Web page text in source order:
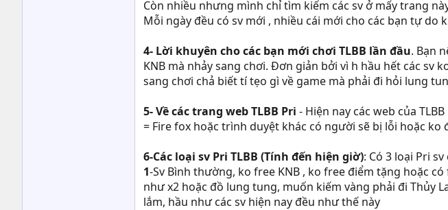
Còn nhiều nhưng mình chỉ tìm kiếm các sv ở mấy trang
Mỗi ngày đều có sv mới , nhiều cái mới cho các bạn tự do
4- Lời khuyên cho các bạn mới chơi TLBB lần đầu. Bạn
KNB mà nhảy sang chơi. Đơn giản bởi vì h hầu hết các
sang chơi chả biết tí tẹo gì về game mà phải đi hỏi lung
5- Về các trang web TLBB Pri - Hiện nay các web của
= Fire fox hoặc trình duyệt khác có người sẽ bị lỗi hoặc ko
6-Các loại sv Pri TLBB (Tính đến hiện giờ): Có 3 loại Pri
1-Sv Bình thường, ko free KNB , ko free điểm tặng hoặc
như x2 hoặc đồ lung tung, muốn kiếm vàng phải đi Thủy
lắm, hầu như các sv hiện nay đều như thế này